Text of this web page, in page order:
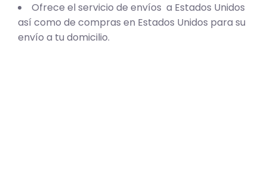
Ofrece el servicio de envíos a Estados Unidos
así como de compras en Estados Unidos para su
envío a tu domicilio.